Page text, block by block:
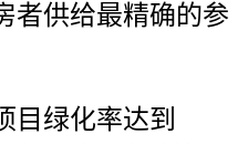
者供给最精确的参
绿化率达到